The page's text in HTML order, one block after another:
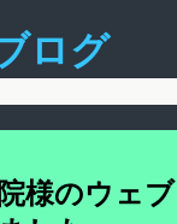
ログ
様のウェブ